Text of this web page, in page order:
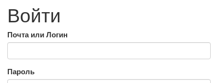
Войти
Почта или Логин
Пароль